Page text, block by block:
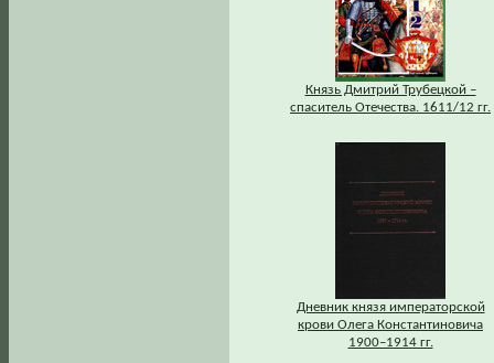
Князь Дмитрий Трубецкой –
спаситель Отечества. 1611/12 гг.
Дневник князя императорской
крови Олега Константиновича
1900–1914 гг.